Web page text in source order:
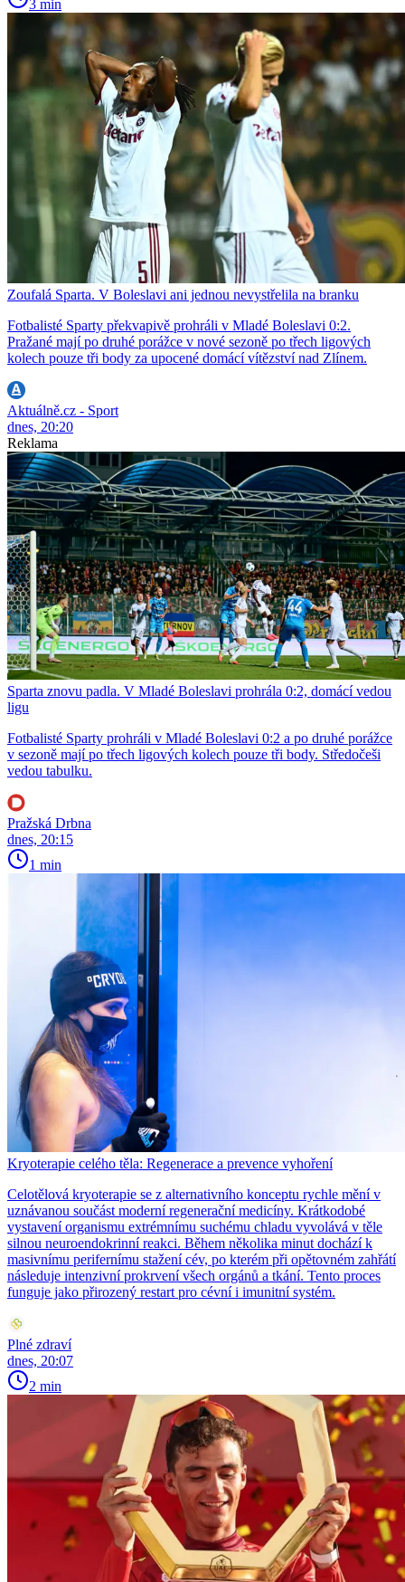
3 min
Zoufalá Sparta. V Boleslavi ani jednou nevystřelila na branku
Fotbalisté Sparty překvapivě prohráli v Mladé Boleslavi 0:2.
Pražané mají po druhé porážce v nové sezoně po třech ligových
kolech pouze tři body za upocené domácí vítězství nad Zlínem.
Aktuálně.cz - Sport
dnes, 20:20
Reklama
Sparta znovu padla. V Mladé Boleslavi prohrála 0:2, domácí vedou
ligu
Fotbalisté Sparty prohráli v Mladé Boleslavi 0:2 a po druhé porážce
v sezoně mají po třech ligových kolech pouze tři body. Středočeši
vedou tabulku.
Pražská Drbna
dnes, 20:15
1 min
Kryoterapie celého těla: Regenerace a prevence vyhoření
Celotělová kryoterapie se z alternativního konceptu rychle mění v
uznávanou součást moderní regenerační medicíny. Krátkodobé
vystavení organismu extrémnímu suchému chladu vyvolává v těle
silnou neuroendokrinní reakci. Během několika minut dochází k
masivnímu perifernímu stažení cév, po kterém při opětovném zahřátí
následuje intenzivní prokrvení všech orgánů a tkání. Tento proces
funguje jako přirozený restart pro cévní i imunitní systém.
Plné zdraví
dnes, 20:07
2 min